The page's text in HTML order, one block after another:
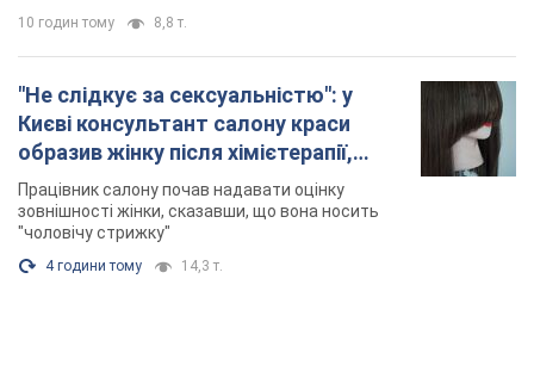
10 годин тому 8,8 т.
"Не слідкує за сексуальністю": у
Києві консультант салону краси
образив жінку після хімієтерапії,
розгорівся скандал. Фото
Працівник салону почав надавати оцінку
зовнішності жінки, сказавши, що вона носить
"чоловічу стрижку"
4 години тому 14,3 т.